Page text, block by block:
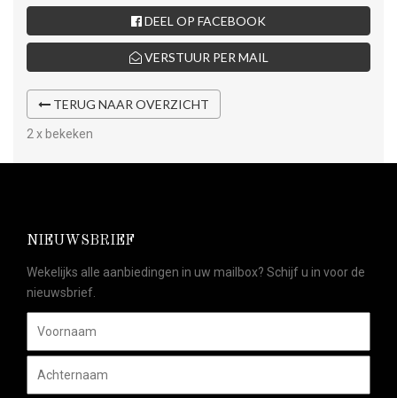
DEEL OP FACEBOOK
VERSTUUR PER MAIL
TERUG NAAR OVERZICHT
2 x bekeken
NIEUWSBRIEF
Wekelijks alle aanbiedingen in uw mailbox? Schijf u in voor de
nieuwsbrief.